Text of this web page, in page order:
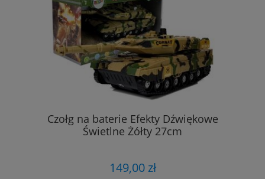
Czołg na baterie Efekty Dźwiękowe
Świetlne Żółty 27cm
149,00 zł